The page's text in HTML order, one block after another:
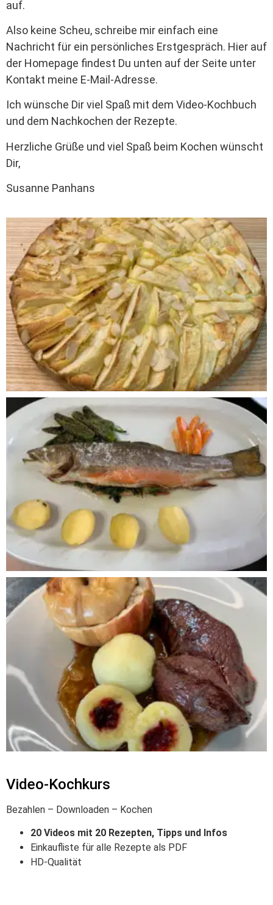
auf.
Also keine Scheu, schreibe mir einfach eine
Nachricht für ein persönliches Erstgespräch. Hier auf
der Homepage findest Du unten auf der Seite unter
Kontakt meine E-Mail-Adresse.
Ich wünsche Dir viel Spaß mit dem Video-Kochbuch
und dem Nachkochen der Rezepte.
Herzliche Grüße und viel Spaß beim Kochen wünscht
Dir,
Susanne Panhans
Video-Kochkurs
Bezahlen – Downloaden – Kochen
20 Videos mit 20 Rezepten, Tipps und Infos
Einkaufliste für alle Rezepte als PDF
HD-Qualität